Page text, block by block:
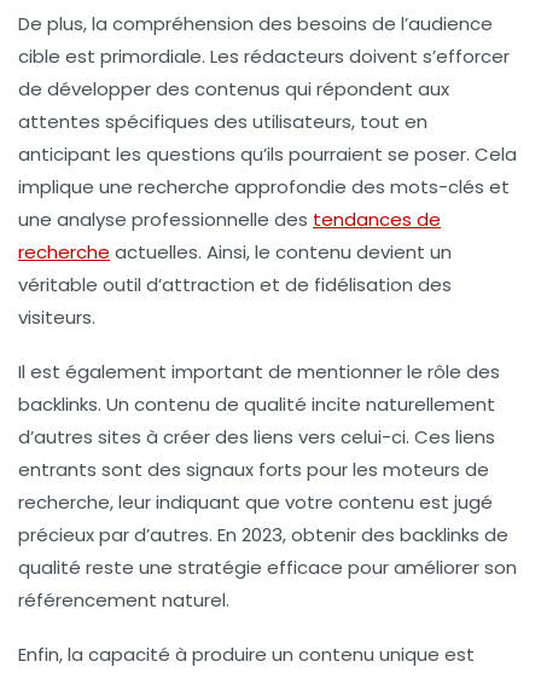
De plus, la compréhension des besoins de l’audience
cible est primordiale. Les rédacteurs doivent s’efforcer
de développer des contenus qui répondent aux
attentes spécifiques des utilisateurs, tout en
anticipant les questions qu’ils pourraient se poser. Cela
implique une recherche approfondie des mots-clés et
une analyse professionnelle des tendances de
recherche actuelles. Ainsi, le contenu devient un
véritable outil d’attraction et de fidélisation des
visiteurs.
Il est également important de mentionner le rôle des
backlinks. Un contenu de qualité incite naturellement
d’autres sites à créer des liens vers celui-ci. Ces liens
entrants sont des signaux forts pour les moteurs de
recherche, leur indiquant que votre contenu est jugé
précieux par d’autres. En 2023, obtenir des backlinks de
qualité reste une stratégie efficace pour améliorer son
référencement naturel.
Enfin, la capacité à produire un contenu unique est